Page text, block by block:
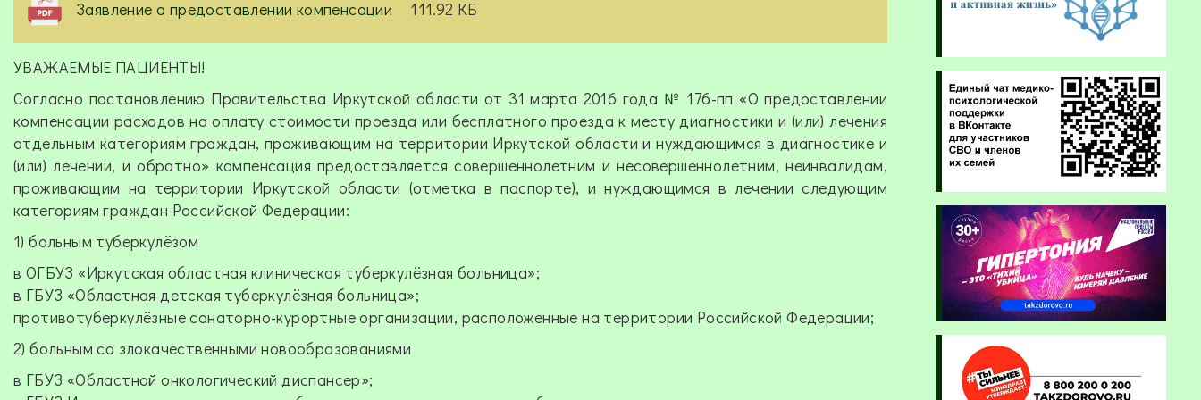
Заявление о предоставлении компенсации 111.92 КБ
УВАЖАЕМЫЕ ПАЦИЕНТЫ!
Согласно постановлению Правительства Иркутской области от 31 марта 2016 года № 176-пп «О предоставлении
компенсации расходов на оплату стоимости проезда или бесплатного проезда к месту диагностики и (или) лечения
отдельным категориям граждан, проживающим на территории Иркутской области и нуждающимся в диагностике и
(или) лечении, и обратно» компенсация предоставляется совершеннолетним и несовершеннолетним, неинвалидам,
проживающим на территории Иркутской области (отметка в паспорте), и нуждающимся в лечении следующим
категориям граждан Российской Федерации:
1) больным туберкулёзом
в ОГБУЗ «Иркутская областная клиническая туберкулёзная больница»;
в ГБУЗ «Областная детская туберкулёзная больница»;
противотуберкулёзные санаторно-курортные организации, расположенные на территории Российской Федерации;
2) больным со злокачественными новообразованиями
в ГБУЗ «Областной онкологический диспансер»;